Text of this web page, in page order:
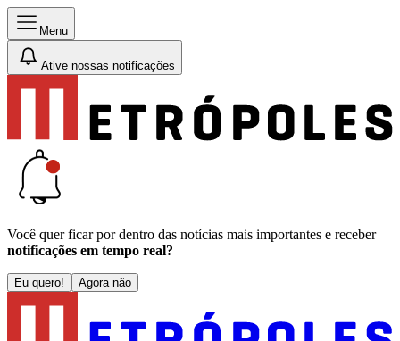
Menu
Ative nossas notificações
Você quer ficar por dentro das notícias mais importantes e receber
notificações em tempo real?
Eu quero! Agora não